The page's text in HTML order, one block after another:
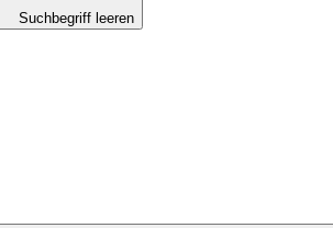
Suchbegriff leeren